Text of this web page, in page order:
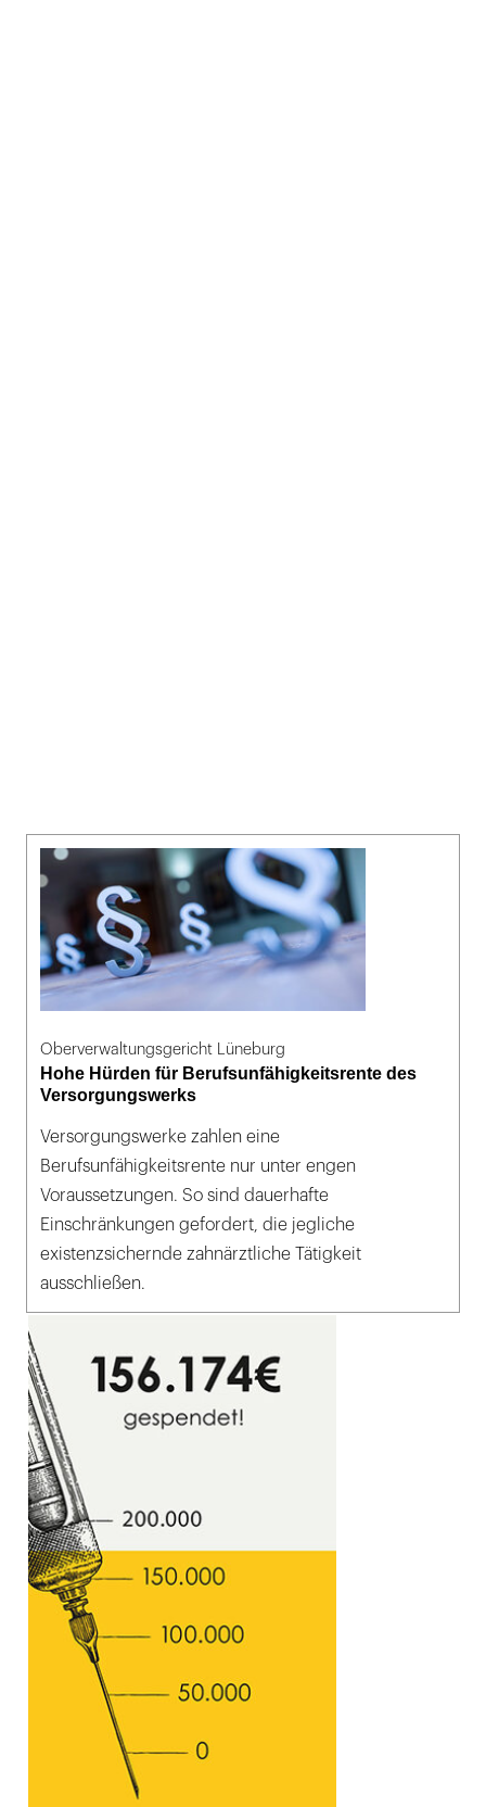
Oberverwaltungsgericht Lüneburg
Hohe Hürden für Berufsunfähigkeitsrente des
Versorgungswerks
Versorgungswerke zahlen eine
Berufsunfähigkeitsrente nur unter engen
Voraussetzungen. So sind dauerhafte
Einschränkungen gefordert, die jegliche
existenzsichernde zahnärztliche Tätigkeit
ausschließen.